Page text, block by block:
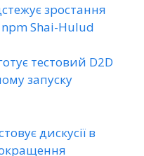
зростання
npm Shai-Hulud
тестовий D2D
запуску
дискусії в